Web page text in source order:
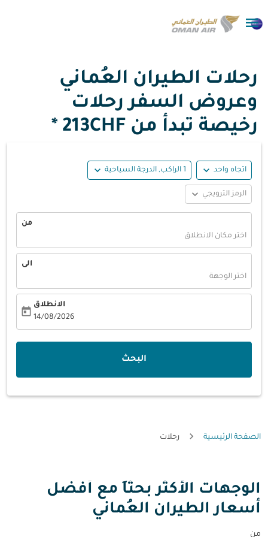

رحلات الطيران العُماني
وعروض السفر رحلات
رخيصة تبدأ من 213CHF *
اتجاه واحد expand_more 1 الراكب, الدرجة السياحية expand_more
الرمز الترويجي expand_more
من
اختر مكان الانطلاق
الى
اختر الوجهة
الانطلاق
14/08/2026
today
البحث
الصفحة الرئيسية رحلات
الوجهات الأكثر بحثاً مع أفضل
أسعار الطيران العُماني
من